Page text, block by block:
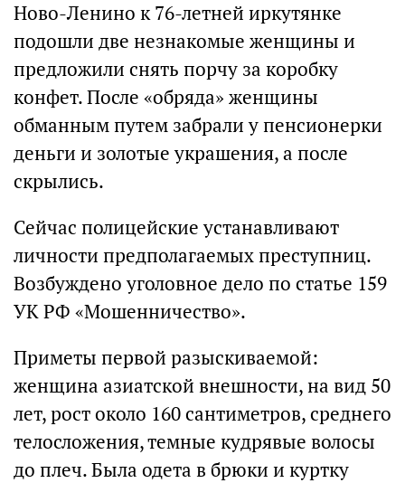
Ново-Ленино к 76-летней иркутянке
подошли две незнакомые женщины и
предложили снять порчу за коробку
конфет. После «обряда» женщины
обманным путем забрали у пенсионерки
деньги и золотые украшения, а после
скрылись.
Сейчас полицейские устанавливают
личности предполагаемых преступниц.
Возбуждено уголовное дело по статье 159
УК РФ «Мошенничество».
Приметы первой разыскиваемой:
женщина азиатской внешности, на вид 50
лет, рост около 160 сантиметров, среднего
телосложения, темные кудрявые волосы
до плеч. Была одета в брюки и куртку